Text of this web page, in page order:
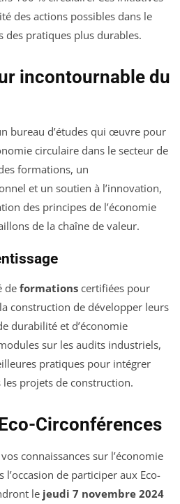
des actions possibles dans le
des pratiques plus durables.
incontournable du
bureau d’études qui œuvre pour
circulaire dans le secteur de
formations, un
et un soutien à l’innovation,
des principes de l’économie
de la chaîne de valeur.
de formations certifiées pour
construction de développer leurs
durabilité et d’économie
sur les audits industriels,
pratiques pour intégrer
les projets de construction.
Circonférences
connaissances sur l’économie
de participer aux Eco-
le jeudi 7 novembre 2024